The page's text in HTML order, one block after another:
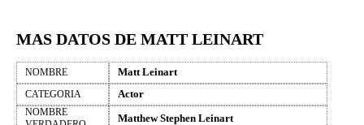
MAS DATOS DE MATT LEINART
NOMBRE Matt Leinart
CATEGORIA Actor
NOMBRE
Matthew Stephen Leinart